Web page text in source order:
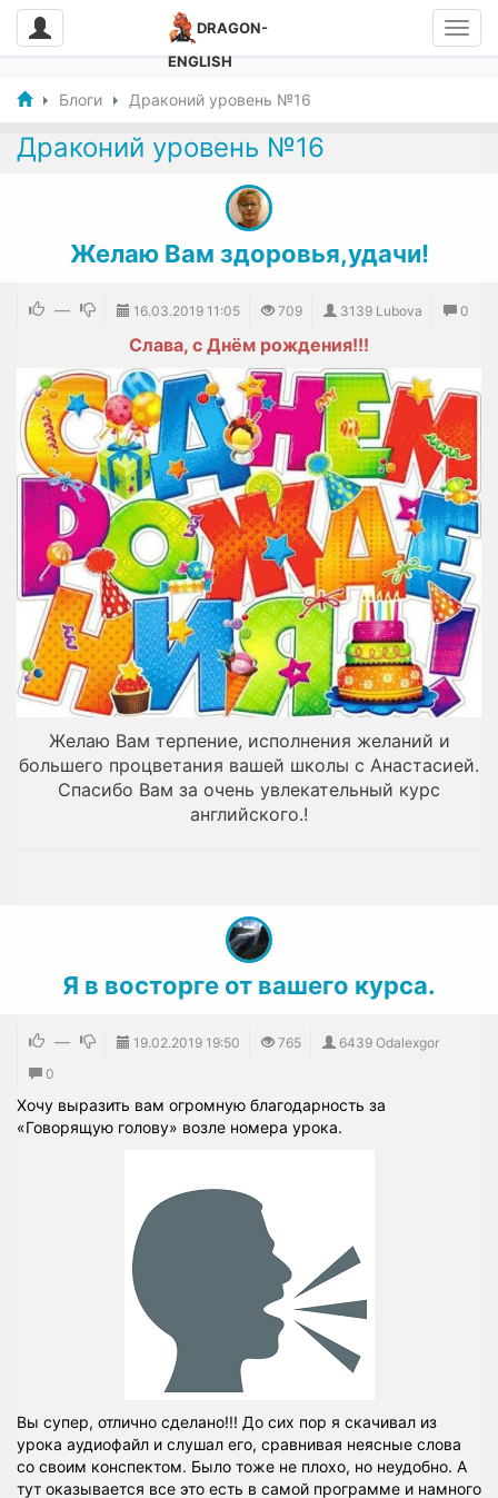
DRAGON-
ENGLISH
Блоги Драконий уровень №16
Драконий уровень №16
Желаю Вам здоровья,удачи!
— 16.03.2019 11:05 709 3139 Lubova 0
Слава, с Днём рождения!!!
Желаю Вам терпение, исполнения желаний и
большего процветания вашей школы с Анастасией.
Спасибо Вам за очень увлекательный курс
английского.!
Я в восторге от вашего курса.
— 19.02.2019 19:50 765
6439 Odalexgor
0
Хочу выразить вам огромную благодарность за
«Говорящую голову» возле номера урока.
Вы супер, отлично сделано!!! До сих пор я скачивал из
урока аудиофайл и слушал его, сравнивая неясные слова
со своим конспектом. Было тоже не плохо, но неудобно. А
тут оказывается все это есть в самой программе и намного